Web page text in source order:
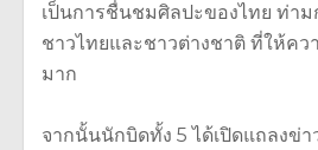
เป็นการชื่นชมศิลปะของไทย ท่าม
ชาวไทยและชาวต่างชาติ ที่ให้คว
มาก
จากนั้นนักบิดทั้ง 5 ได้เปิดแถลงข่